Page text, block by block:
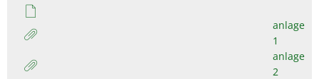
anlage
1
anlage
2